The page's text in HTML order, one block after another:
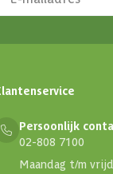
Persoonlijk
02-808 7100
Maandag t/m